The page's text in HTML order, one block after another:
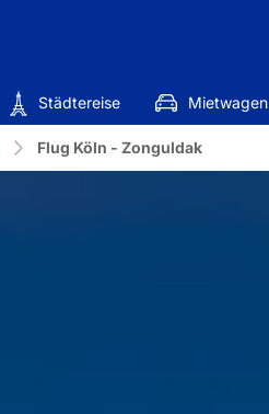
Städtereise Mietwagen
Flug Köln - Zonguldak